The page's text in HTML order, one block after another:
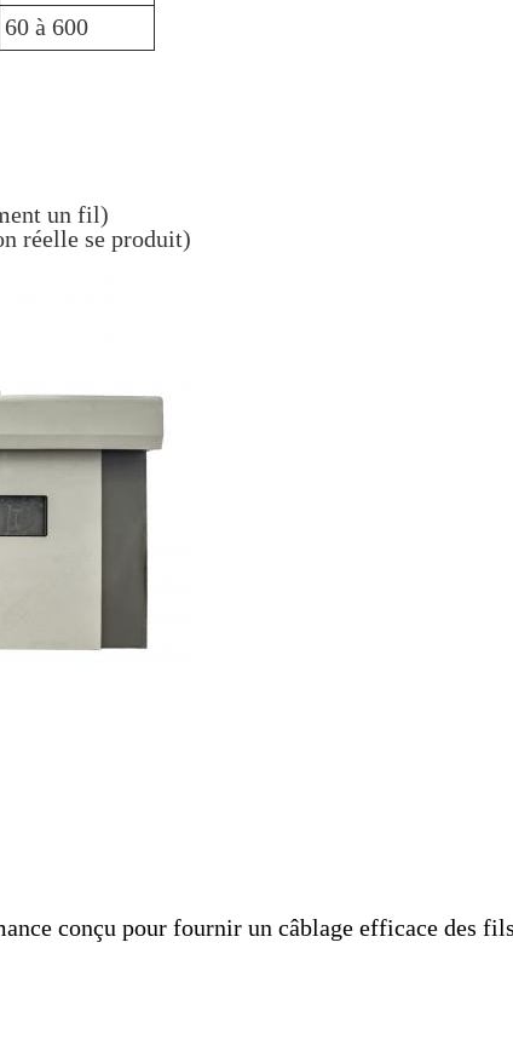
60 à 600
un fil)
réelle se produit)
conçu pour fournir un câblage efficace des